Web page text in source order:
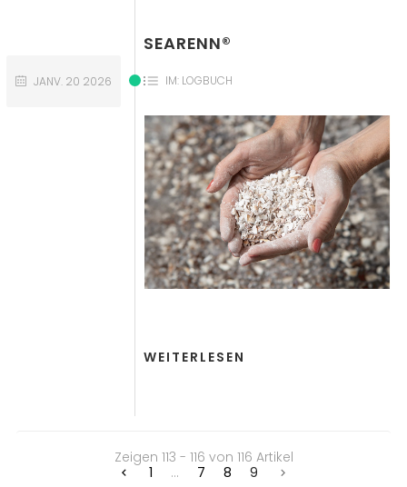
SEARENN®
IM: LOGBUCH
JANV. 20 2026
WEITERLESEN
Zeigen 113 - 116 von 116 Artikel
 1 ... 7 8 9 